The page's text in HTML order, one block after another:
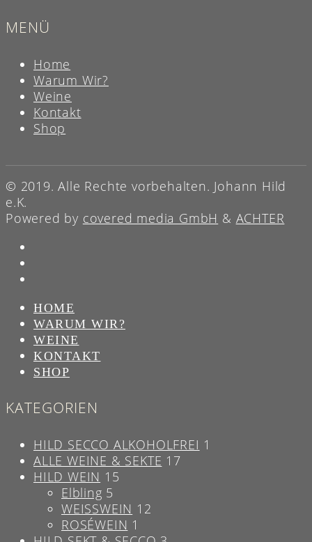
MENÜ
Home
Warum Wir?
Weine
Kontakt
Shop
© 2019. Alle Rechte vorbehalten. Johann Hild
e.K.
Powered by covered media GmbH & ACHTER
HOME
WARUM WIR?
WEINE
KONTAKT
SHOP
KATEGORIEN
HILD SECCO ALKOHOLFREI 1
ALLE WEINE & SEKTE 17
HILD WEIN 15
Elbling 5
WEISSWEIN 12
ROSÉWEIN 1